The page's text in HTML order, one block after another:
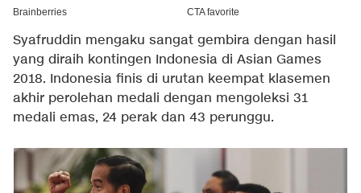
Syafruddin mengaku sangat gembira dengan hasil
yang diraih kontingen Indonesia di Asian Games
2018. Indonesia finis di urutan keempat klasemen
akhir perolehan medali dengan mengoleksi 31
medali emas, 24 perak dan 43 perunggu.